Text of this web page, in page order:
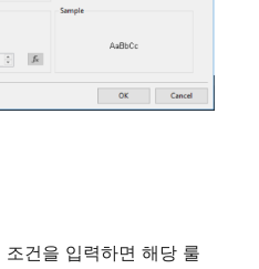
조건을 입력하면 해당 룰